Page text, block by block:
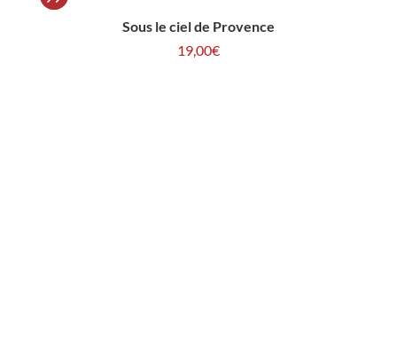
Sous le ciel de Provence
19,00€